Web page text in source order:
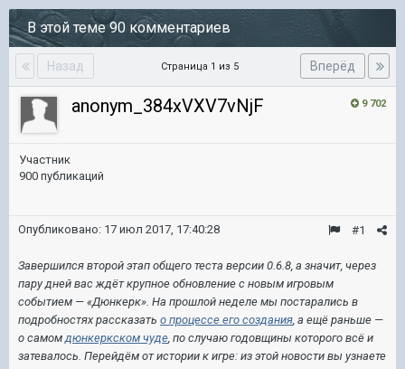
В этой теме 90 комментариев
Назад Вперёд
Страница 1 из 5
9 702
anonym_384xVXV7vNjF
Участник
900 публикаций
#1
Опубликовано: 17 июл 2017, 17:40:28
Завершился второй этап общего теста версии 0.6.8, а значит, через
пару дней вас ждёт крупное обновление с новым игровым
событием — «Дюнкерк». На прошлой неделе мы постарались в
подробностях рассказать о процессе его создания, а ещё раньше —
о самомдюнкеркском чуде, по случаю годовщины которого всё и
затевалось. Перейдём от истории к игре: из этой новости вы узнаете